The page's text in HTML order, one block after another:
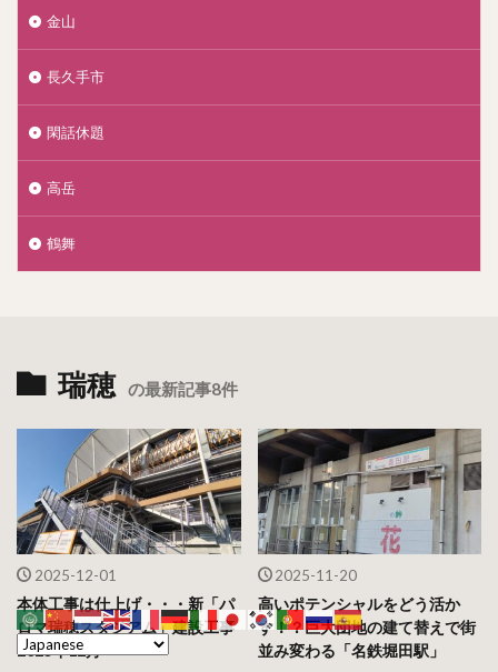
金山
長久手市
閑話休題
高岳
鶴舞
瑞穂 の最新記事8件
2025-12-01
本体工事は仕上げ・・・新「パ
ロマ瑞穂スタジアム」建設工事
2025年12月
2025-11-20
高いポテンシャルをどう活か
す！？巨大団地の建て替えで街
並み変わる「名鉄堀田駅」